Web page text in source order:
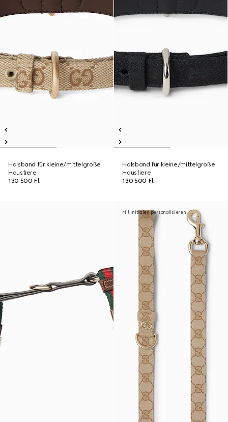
Halsband für kleine/mittelgroße
Haustiere
130 500 Ft
Halsband für kleine/mittelgroße
Haustiere
130 500 Ft
Mit Initialen personalisieren